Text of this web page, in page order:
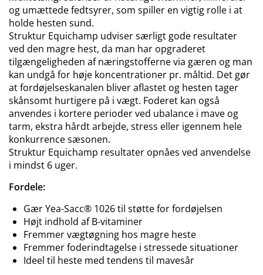
og umættede fedtsyrer, som spiller en vigtig rolle i at
holde hesten sund.
Struktur Equichamp udviser særligt gode resultater
ved den magre hest, da man har opgraderet
tilgængeligheden af næringstofferne via gæren og man
kan undgå for høje koncentrationer pr. måltid. Det gør
at fordøjelseskanalen bliver aflastet og hesten tager
skånsomt hurtigere på i vægt. Foderet kan også
anvendes i kortere perioder ved ubalance i mave og
tarm, ekstra hårdt arbejde, stress eller igennem hele
konkurrence sæsonen.
Struktur Equichamp resultater opnåes ved anvendelse
i mindst 6 uger.
Fordele:
Gær Yea-Sacc® 1026 til støtte for fordøjelsen
Højt indhold af B-vitaminer
Fremmer vægtøgning hos magre heste
Fremmer foderindtagelse i stressede situationer
Ideel til heste med tendens til mavesår